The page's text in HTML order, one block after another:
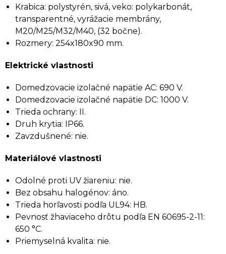
Krabica: polystyrén, sivá, veko: polykarbonát,
transparentné, vyrážacie membrány,
M20/M25/M32/M40, (32 bočne).
Rozmery: 254x180x90 mm.
Elektrické vlastnosti
Domedzovacie izolačné napätie AC: 690 V.
Domedzovacie izolačné napätie DC: 1000 V.
Trieda ochrany: II.
Druh krytia: IP66.
Zavzdušnené: nie.
Materiálové vlastnosti
Odolné proti UV žiareniu: nie.
Bez obsahu halogénov: áno.
Trieda horľavosti podľa UL94: HB.
Pevnosť žhaviaceho drôtu podľa EN 60695-2-11:
650 °C.
Priemyselná kvalita: nie.